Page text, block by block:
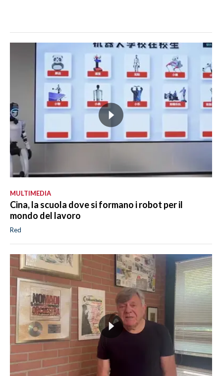
MULTIMEDIA
Cina, la scuola dove si formano i robot per il
mondo del lavoro
Red